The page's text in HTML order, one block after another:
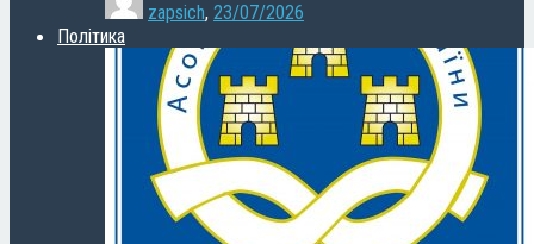
zapsich, 23/07/2026
Політика